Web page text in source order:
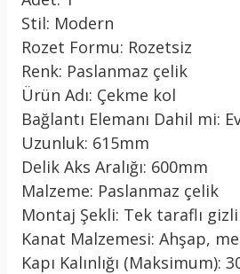
Stil: Modern
Rozet Formu: Rozetsiz
Renk: Paslanmaz çelik
Ürün Adı: Çekme kol
Bağlantı Elemanı Dahil mi:
Uzunluk: 615mm
Delik Aks Aralığı: 600mm
Malzeme: Paslanmaz çelik
Montaj Şekli: Tek taraflı
Kanat Malzemesi: Ahşap,
Kapı Kalınlığı (Maksimum):